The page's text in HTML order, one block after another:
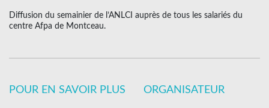
Diffusion du semainier de l’ANLCI auprès de tous les salariés du
centre Afpa de Montceau.
POUR EN SAVOIR PLUS ORGANISATEUR